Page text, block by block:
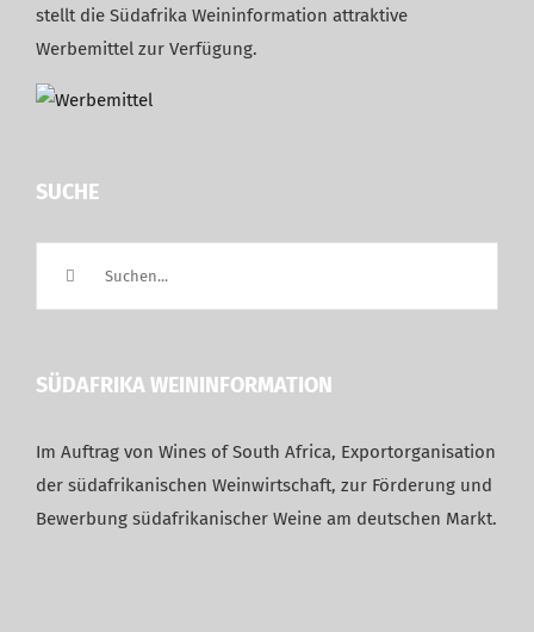
stellt die Südafrika Weininformation attraktive
Werbemittel zur Verfügung.
SUCHE
SÜDAFRIKA WEININFORMATION
Im Auftrag von Wines of South Africa, Exportorganisation
der südafrikanischen Weinwirtschaft, zur Förderung und
Bewerbung südafrikanischer Weine am deutschen Markt.